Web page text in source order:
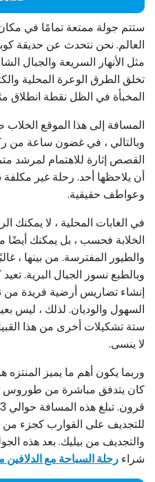
ستتم جولة ممتعة تمامًا في
العالم. نحن نتحدث عن حديقة
مثل الأنهار السريعة والجبال
تخلق الطرق الوعرة المحلية
المخبأة في الظل نقطة انطلاق
وبالتالي ، في غضون ساعة من
القصص إثارة للاهتمام لمرشد
أن يلاحظها أحد. رحلة غير
وعواطف حقيقية.
في الغابات المحلية ، لا
الخلابة فحسب ، بل يمكنك أيضًا
والطيور المفترسة. من بينها ،
وبالطبع نسور الجبال البرية.
إنشاء تضاريس أرضية فريدة من
السهول والوديان. لذلك ، ليس
ستة تشكيلات أخرى من هذا
لا ينسى.
وربما يكون أهم ما يميز
كان يتدفق مباشرة من طوروس
للتجديف على القوارب كجزء من
والتجديف من بيليك. بعد هذه
شراء رحلة السباحة مع الدلافين